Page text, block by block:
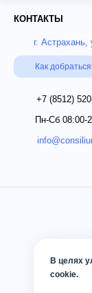
КОНТАКТЫ
г.
Как
+7 (8512)
Пн-Сб 08:00-
В целях
cookie.